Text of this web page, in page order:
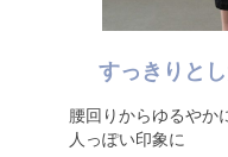
すっきりと
腰回りからゆるやか
人っぽい印象に